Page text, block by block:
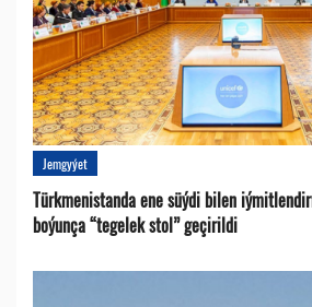
Jemgyýet
Türkmenistanda ene süýdi bilen
boýunça “tegelek stol” geçirildi